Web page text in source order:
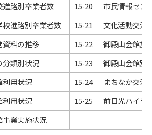
進路別卒業者数 15-20
市民情報セン
校進路別卒業者数 15-21
文化活動交流
資料の推移 15-22
御殿山会館施
分類別状況 15-23
御殿山会館別
利用状況 15-24
まちなか交流
利用状況 15-25
前日光ハイラ
事業実施状況